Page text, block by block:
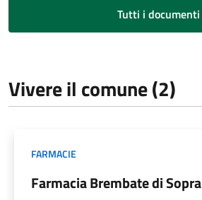
Tutti i documenti
Vivere il comune (2)
FARMACIE
Farmacia Brembate di Sopra